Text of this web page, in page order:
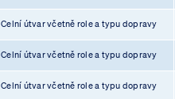
Celní útvar včetně role a typu dopravy
Celní útvar včetně role a typu dopravy
Celní útvar včetně role a typu dopravy